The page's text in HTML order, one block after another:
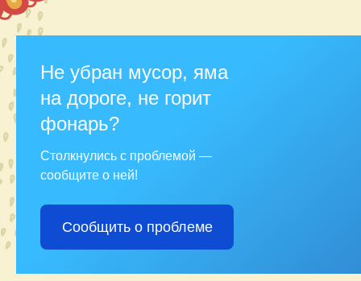
Не убран мусор, яма
на дороге, не горит
фонарь?
Столкнулись с проблемой —
сообщите о ней!
Сообщить о проблеме